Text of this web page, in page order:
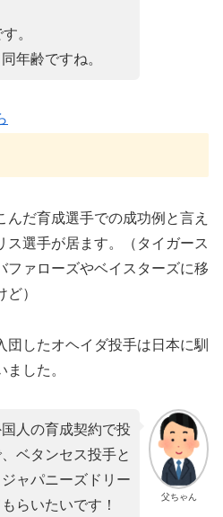
。
年齢ですね。
だ育成選手での成功例と言え
ス選手が居ます。（タイガース
ファローズやベイスターズに移
）
団したオヘイダ投手は日本に馴
した。
父ちゃん
人の育成契約で投
ベタンセス投手と
ャパニーズドリー
らいたいです！